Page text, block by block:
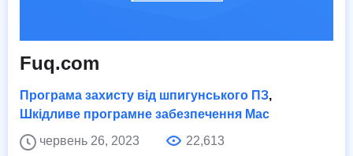
Fuq.com
Програма захисту від шпигунського ПЗ,
Шкідливе програмне забезпечення Mac
червень 26, 2023
22,613